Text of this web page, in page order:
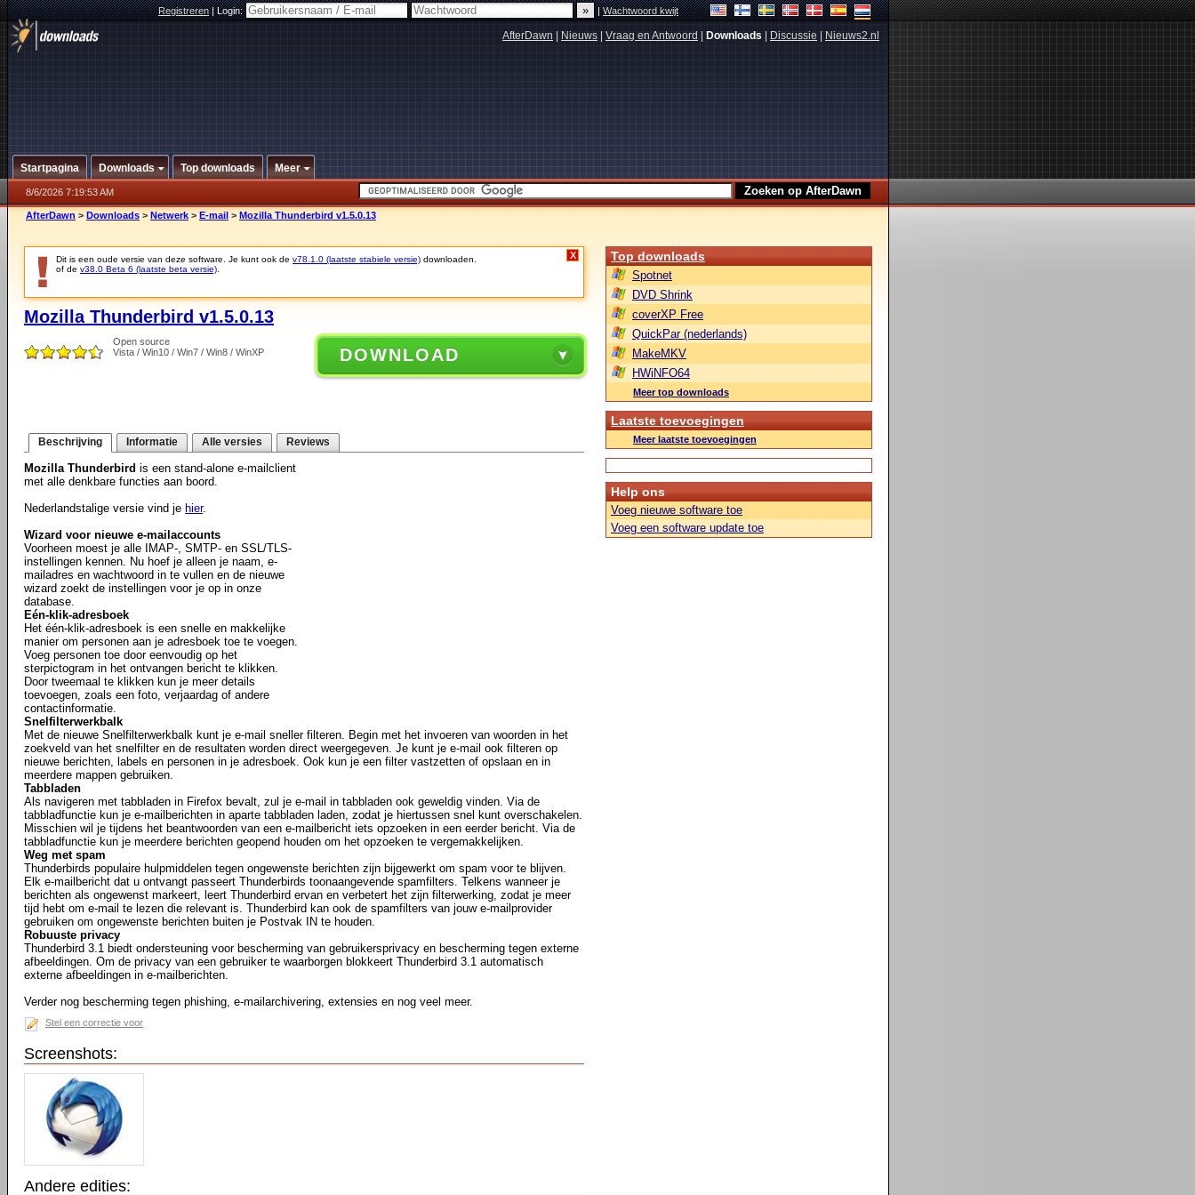
Registreren|Login: |Wachtwoord kwijt
AfterDawn Nieuws Vraag en Antwoord Downloads Discussie Nieuws2.nl
Startpagina Downloads Top downloads Meer
8/6/2026 7:19:53 AM
AfterDawn > Downloads > Netwerk > E-mail > Mozilla Thunderbird v1.5.0.13
Dit is een oude versie van deze software. Je kunt ook de v78.1.0 (laatste stabiele versie) downloaden.
of de v38.0 Beta 6 (laatste beta versie)
X
Mozilla Thunderbird v1.5.0.13
Open source
Vista / Win10 / Win7 / Win8 / WinXP
DOWNLOAD
Beschrijving Informatie Alle versies Reviews
Mozilla Thunderbird is een stand-alone e-mailclient
met alle denkbare functies aan boord.
Nederlandstalige versie vind je hier.
Wizard voor nieuwe e-mailaccounts
Voorheen moest je alle IMAP-, SMTP- en SSL/TLS-
instellingen kennen. Nu hoef je alleen je naam, e-
mailadres en wachtwoord in te vullen en de nieuwe
wizard zoekt de instellingen voor je op in onze
database.
Eén-klik-adresboek
Het één-klik-adresboek is een snelle en makkelijke
manier om personen aan je adresboek toe te voegen.
Voeg personen toe door eenvoudig op het
sterpictogram in het ontvangen bericht te klikken.
Door tweemaal te klikken kun je meer details
toevoegen, zoals een foto, verjaardag of andere
contactinformatie.
Snelfilterwerkbalk
Met de nieuwe Snelfilterwerkbalk kunt je e-mail sneller filteren. Begin met het invoeren van woorden in het
zoekveld van het snelfilter en de resultaten worden direct weergegeven. Je kunt je e-mail ook filteren op
nieuwe berichten, labels en personen in je adresboek. Ook kun je een filter vastzetten of opslaan en in
meerdere mappen gebruiken.
Tabbladen
Als navigeren met tabbladen in Firefox bevalt, zul je e-mail in tabbladen ook geweldig vinden. Via de
tabbladfunctie kun je e-mailberichten in aparte tabbladen laden, zodat je hiertussen snel kunt overschakelen.
Misschien wil je tijdens het beantwoorden van een e-mailbericht iets opzoeken in een eerder bericht. Via de
tabbladfunctie kun je meerdere berichten geopend houden om het opzoeken te vergemakkelijken.
Weg met spam
Thunderbirds populaire hulpmiddelen tegen ongewenste berichten zijn bijgewerkt om spam voor te blijven.
Elk e-mailbericht dat u ontvangt passeert Thunderbirds toonaangevende spamfilters. Telkens wanneer je
berichten als ongewenst markeert, leert Thunderbird ervan en verbetert het zijn filterwerking, zodat je meer
tijd hebt om e-mail te lezen die relevant is. Thunderbird kan ook de spamfilters van jouw e-mailprovider
gebruiken om ongewenste berichten buiten je Postvak IN te houden.
Robuuste privacy
Thunderbird 3.1 biedt ondersteuning voor bescherming van gebruikersprivacy en bescherming tegen externe
afbeeldingen. Om de privacy van een gebruiker te waarborgen blokkeert Thunderbird 3.1 automatisch
externe afbeeldingen in e-mailberichten.
Verder nog bescherming tegen phishing, e-mailarchivering, extensies en nog veel meer.
Stel een correctie voor
Screenshots:
Andere edities:
Top downloads
Spotnet
DVD Shrink
coverXP Free
QuickPar (nederlands)
MakeMKV
HWiNFO64
Meer top downloads
Laatste toevoegingen
Meer laatste toevoegingen
Help ons
Voeg nieuwe software toe
Voeg een software update toe